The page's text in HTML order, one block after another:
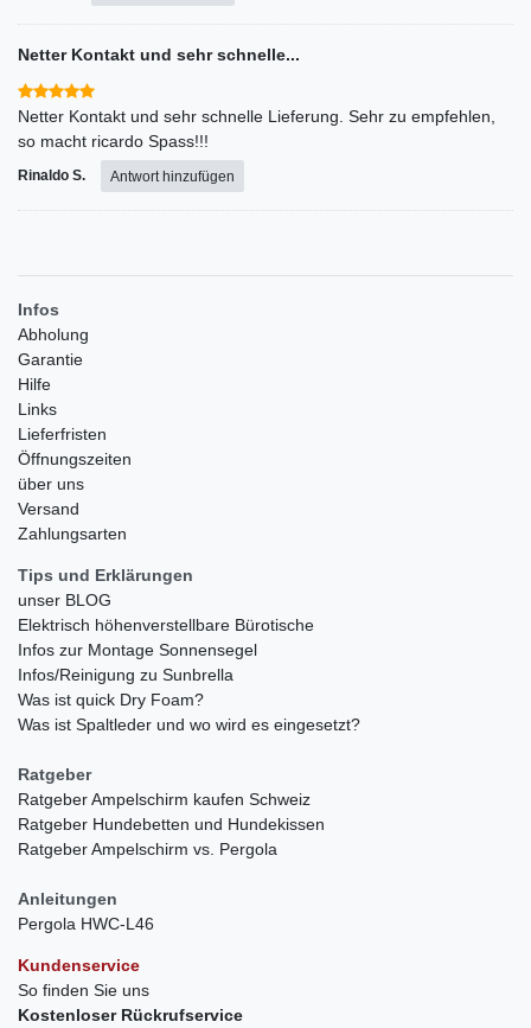
Netter Kontakt und sehr schnelle...
Netter Kontakt und sehr schnelle Lieferung. Sehr zu empfehlen,
so macht ricardo Spass!!!
Rinaldo S. Antwort hinzufügen
Infos
Abholung
Garantie
Hilfe
Links
Lieferfristen
Öffnungszeiten
über uns
Versand
Zahlungsarten
Tips und Erklärungen
unser BLOG
Elektrisch höhenverstellbare Bürotische
Infos zur Montage Sonnensegel
Infos/Reinigung zu Sunbrella
Was ist quick Dry Foam?
Was ist Spaltleder und wo wird es eingesetzt?
Ratgeber
Ratgeber Ampelschirm kaufen Schweiz
Ratgeber Hundebetten und Hundekissen
Ratgeber Ampelschirm vs. Pergola
Anleitungen
Pergola HWC-L46
Kundenservice
So finden Sie uns
Kostenloser Rückrufservice